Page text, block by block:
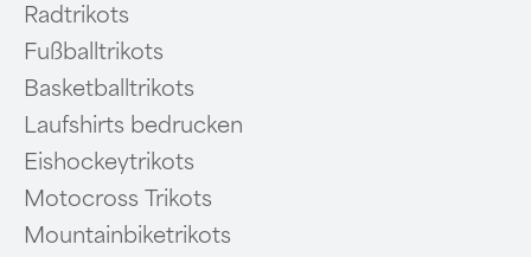
Radtrikots
Fußballtrikots
Basketballtrikots
Laufshirts bedrucken
Eishockeytrikots
Motocross Trikots
Mountainbiketrikots